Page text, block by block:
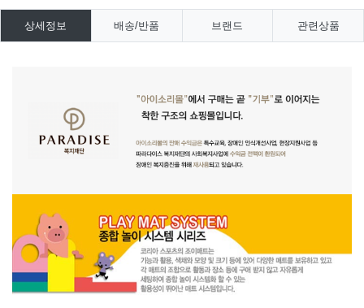
상세정보 배송/반품 브랜드 관련상품